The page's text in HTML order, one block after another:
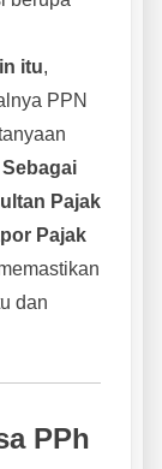
itu,
PPN
Sebagai
Pajak
Pajak
dan
PPh